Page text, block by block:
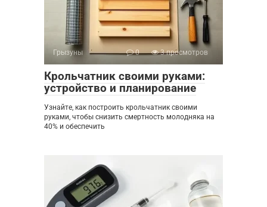
Грызуны 0 3 просмотров
Крольчатник своими руками:
устройство и планирование
Узнайте, как построить крольчатник своими
руками, чтобы снизить смертность молодняка на
40% и обеспечить